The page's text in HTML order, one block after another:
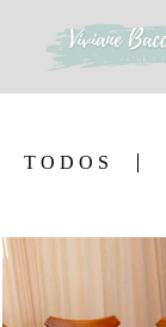
TODOS